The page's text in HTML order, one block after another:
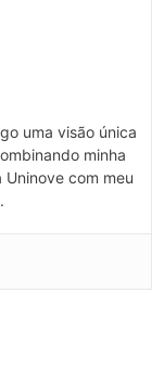
uma visão única
minha
com meu